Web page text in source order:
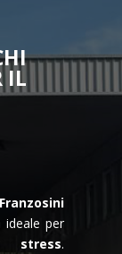
IL
Franzosini
per
stress.